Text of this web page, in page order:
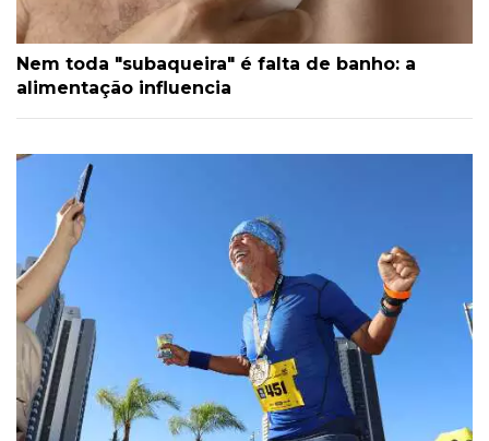
Nem toda "subaqueira" é falta de banho: a
alimentação influencia